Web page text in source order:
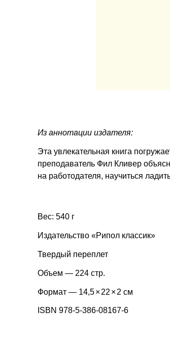
Из аннотации издателя:
Эта увлекательная книга
преподаватель Фил Кливер
на работодателя, научиться
Вес: 540 г
Издательство «Рипол классик»
Твердый переплет
Объем — 224 стр.
Формат — 14,5× 22 × 2 см
ISBN 978-5-386-08167-6